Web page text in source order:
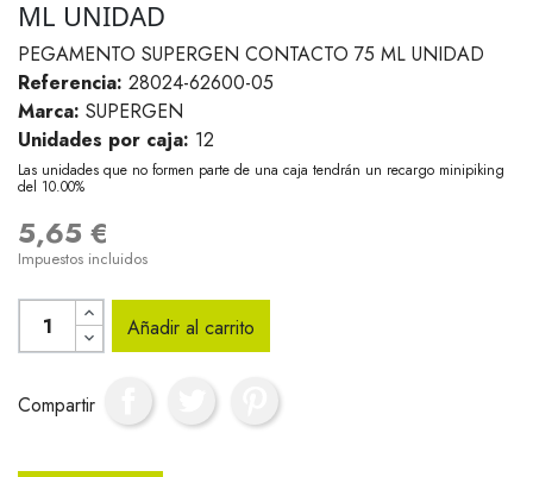
ML UNIDAD
PEGAMENTO SUPERGEN CONTACTO 75 ML UNIDAD
Referencia: 28024-62600-05
Marca: SUPERGEN
Unidades por caja: 12
Las unidades que no formen parte de una caja tendrán un recargo minipiking
del 10.00%
5,65 €
Impuestos incluidos
Añadir al carrito
Compartir